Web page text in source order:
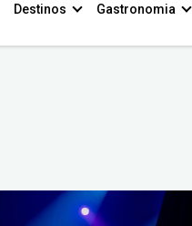
Destinos Gastronomia